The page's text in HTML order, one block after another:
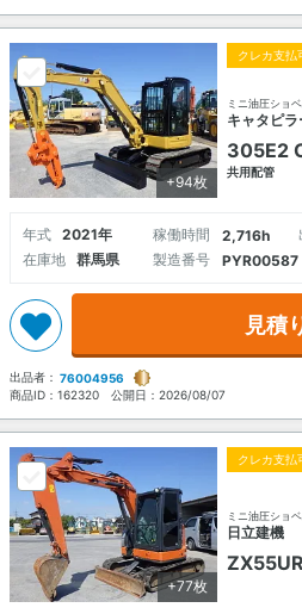
+94枚
クレカ支払
ミニ油圧ショ
キャタピラ
305E2
共用配管
年式 2021年 稼働時間 2,716h
在庫地
群馬県 製造番号 PYR00587
見積
出品者： 76004956
商品ID： 162320 公開日： 2026/08/07
+77枚
クレカ支払
ミニ油圧ショ
日立建機